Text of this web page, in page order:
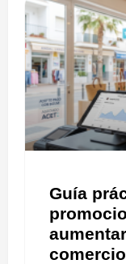
Guía
comercio